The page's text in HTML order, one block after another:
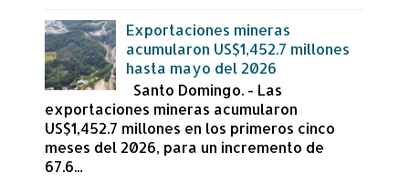
Exportaciones mineras
acumularon US$1,452.7 millones
hasta mayo del 2026
Santo Domingo. - Las
exportaciones mineras acumularon
US$1,452.7 millones en los primeros cinco
meses del 2026, para un incremento de
67.6...